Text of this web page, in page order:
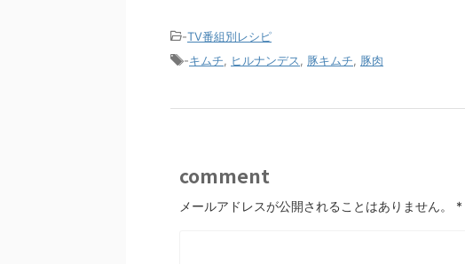
-TV番組別レシピ
-キムチ ヒルナンデス 豚キムチ 豚肉
comment
メールアドレスが公開されることはありません。 *